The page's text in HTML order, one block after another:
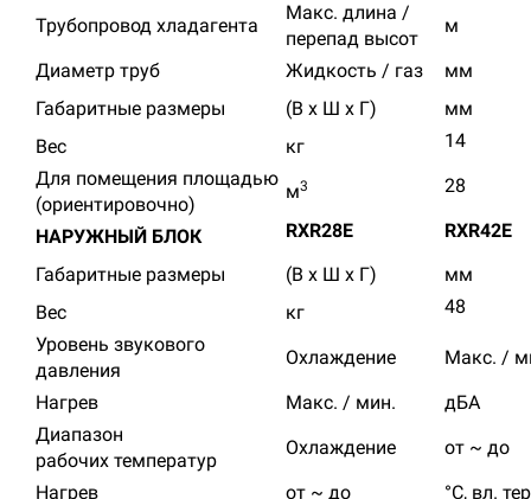
Трубопровод хладагента
Макс. длина /
перепад высот
м
Диаметр труб
Жидкость / газ
мм
Габаритные размеры
(В х Ш х Г)
мм
Вес
кг
14
Для помещения площадью
(ориентировочно)
м3 28
НАРУЖНЫЙ БЛОК RXR28E
RXR42E
Габаритные размеры
(В х Ш х Г)
мм
Вес
кг
48
Уровень звукового
давления
Охлаждение
Макс. /
Нагрев
Макс. / мин.
дБА
Диапазон
рабочих температур
Охлаждение
от ~ до
Нагрев
от ~ до
°C, вл.